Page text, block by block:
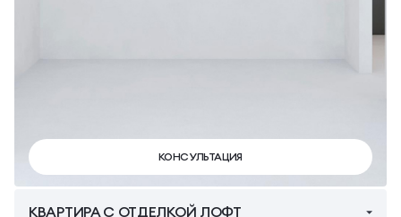
КОНСУЛЬТАЦИЯ
КВАРТИРА С ОТДЕЛКОЙ ЛОФТ